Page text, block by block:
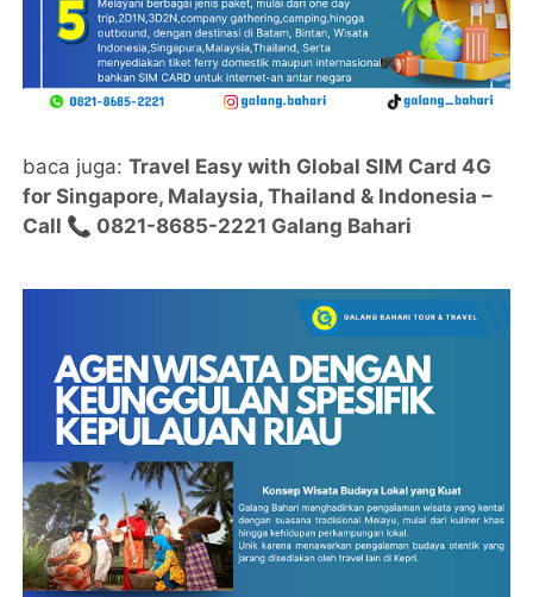
baca juga:Travel Easy with Global SIM Card 4G
for Singapore, Malaysia, Thailand & Indonesia –
Call 📞 0821-8685-2221 Galang Bahari